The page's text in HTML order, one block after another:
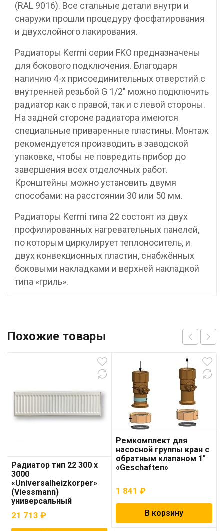
(RAL 9016). Все стальные детали внутри и
снаружи прошли процедуру фосфатирования
и двухслойного лакирования.
Радиаторы Kermi серии FKO предназначены
для бокового подключения. Благодаря
наличию 4-х присоединительных отверстий с
внутренней резьбой G 1/2″ можно подключить
радиатор как с правой, так и с левой стороны.
На задней стороне радиатора имеются
специальные приваренные пластины. Монтаж
рекомендуется производить в заводской
упаковке, чтобы не повредить прибор до
завершения всех отделочных работ.
Кронштейны можно установить двумя
способами: на расстоянии 30 или 50 мм.
Радиаторы Kermi типа 22 состоят из двух
профилированных нагревательных панелей,
по которым циркулирует теплоноситель, и
двух конвекционных пластин, снабжённых
боковыми накладками и верхней накладкой
типа «гриль».
Похожие товары
Радиатор тип 22 300 x
3000
«Universalheizkorper»
(Viessmann)
универсальный
21 713 ₽
Ремкомплект для
насосной группы кран с
обратным клапаном 1″
«Geschaften»
1 841₽
В корзину